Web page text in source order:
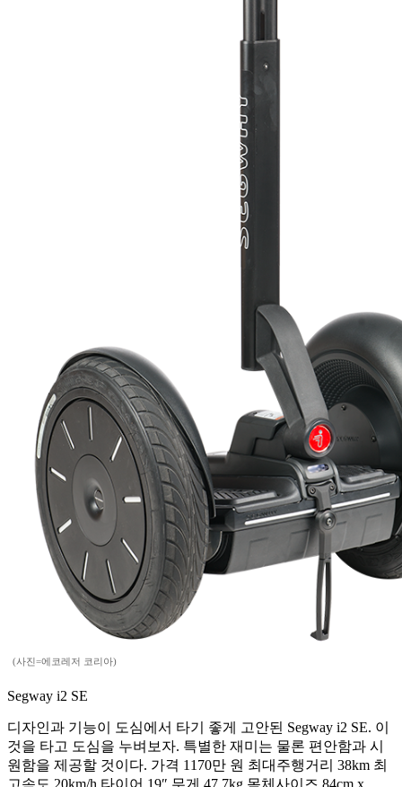
(사진=에코레저 코리아)
Segway i2 SE
디자인과 기능이 도심에서 타기 좋게 고안된 Segway i2 SE. 이
것을 타고 도심을 누벼보자. 특별한 재미는 물론 편안함과 시
원함을 제공할 것이다. 가격 1170만 원 최대주행거리 38km 최